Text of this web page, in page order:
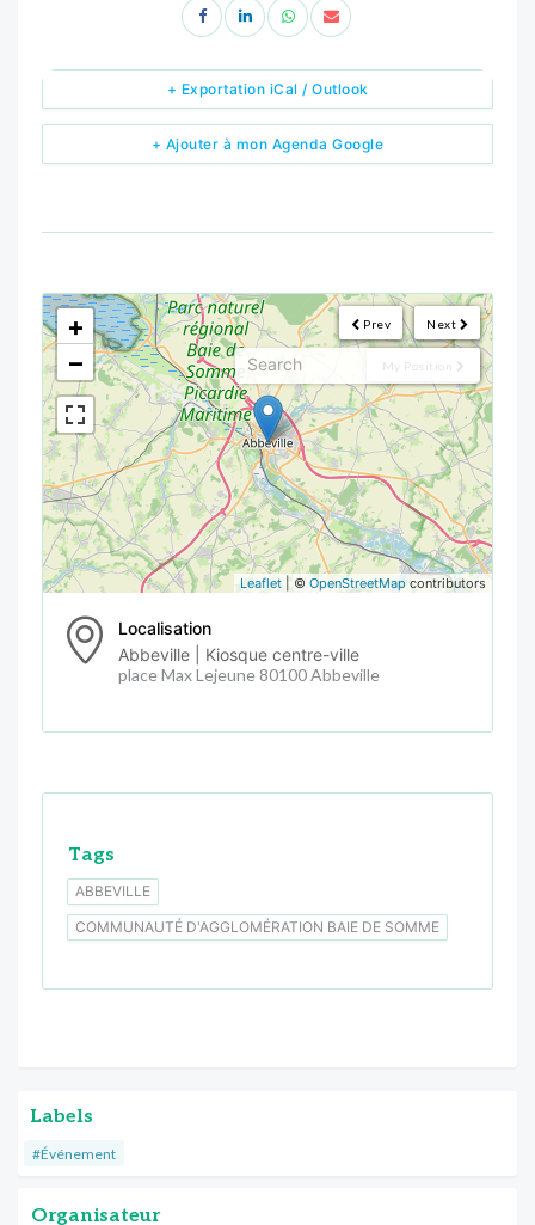
+ Ajouter à mon Agenda Google
+ Exportation iCal / Outlook
Next
Prev
My Position
<!---->
+
−
Leaflet | © OpenStreetMap contributors
Localisation
Abbeville | Kiosque centre-ville
place Max Lejeune 80100 Abbeville
Tags
ABBEVILLE
COMMUNAUTÉ D'AGGLOMÉRATION BAIE DE SOMME
Labels
#Événement
Organisateur